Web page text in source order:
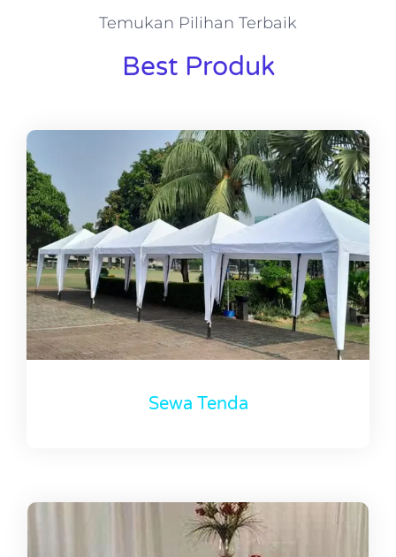
Sewa Tenda
Temukan Pilihan Terbaik
Best Produk